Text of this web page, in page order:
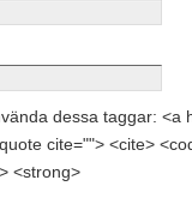
dessa taggar: <a
cite=""> <cite>
<strong>